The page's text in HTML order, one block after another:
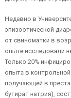
Недавно в
эпизоотической
от свиноматки в
опыте исследовали
Только 20%
опыта в контрольной
получающей в
бутират натрия),